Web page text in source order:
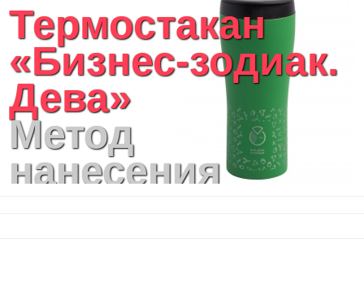
Термостакан
«Бизнес-зодиак.
Дева»
Метод
нанесения